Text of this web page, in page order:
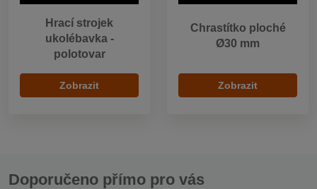
Hrací strojek
ukolébavka -
polotovar
Zobrazit
Chrastítko ploché
Ø30 mm
Zobrazit
Doporučeno přímo pro vás